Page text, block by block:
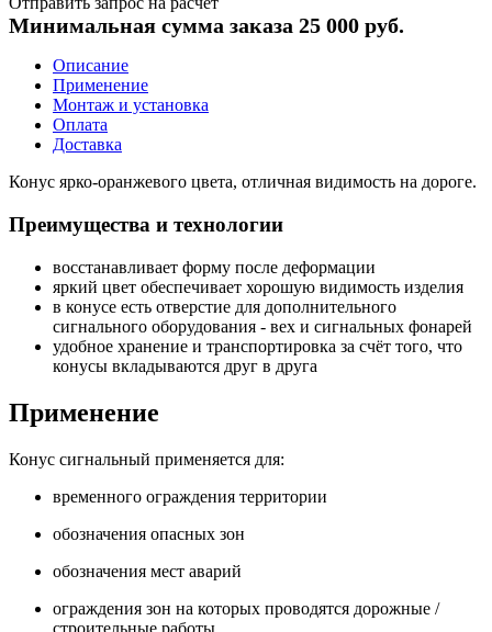
Минимальная сумма заказа 25 000 руб.
Описание
Применение
Монтаж и установка
Оплата
Доставка
Конус ярко-оранжевого цвета, отличная видимость на дороге.
Преимущества и технологии
восстанавливает форму после деформации
яркий цвет обеспечивает хорошую видимость изделия
в конусе есть отверстие для дополнительного
сигнального оборудования - вех и сигнальных фонарей
удобное хранение и транспортировка за счёт того, что
конусы вкладываются друг в друга
Применение
Конус сигнальный применяется для:
временного ограждения территории
обозначения опасных зон
обозначения мест аварий
ограждения зон на которых проводятся дорожные /
строительные работы